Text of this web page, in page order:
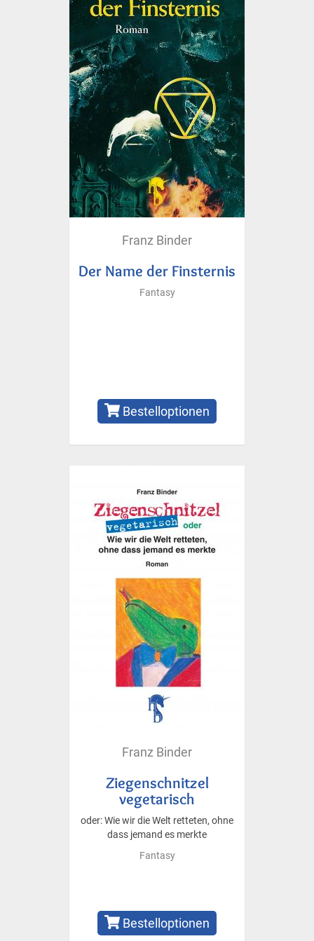
Franz Binder
Der Name der Finsternis
Fantasy
Bestelloptionen
Franz Binder
Ziegenschnitzel
vegetarisch
oder: Wie wir die Welt retteten, ohne
dass jemand es merkte
Fantasy
Bestelloptionen